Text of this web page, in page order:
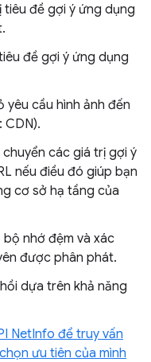
đề gợi ý ứng dụng
đề gợi ý ứng dụng
yêu cầu hình ảnh đến
CDN).
các giá trị gợi ý
nếu điều đó giúp bạn
cơ sở hạ tầng của
nhớ đệm và xác
được phân phát.
dựa trên khả năng
NetInfo để truy vấn
ưu tiên của mình